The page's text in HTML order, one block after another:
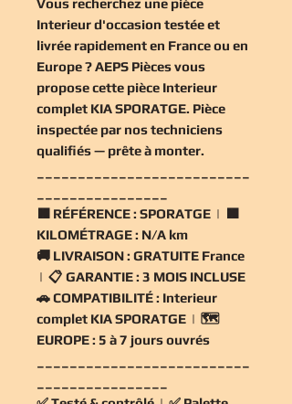
Interieur d'occasion testée et
livrée rapidement en France ou en
Europe ? AEPS Pièces vous
propose cette pièce Interieur
complet KIA SPORATGE. Pièce
inspectée par nos techniciens
qualifiés — prête à monter.
🟧 RÉFÉRENCE : SPORATGE | 🟧
KILOMÉTRAGE : N/A km
🚚 LIVRAISON : GRATUITE France
| 📋 GARANTIE : 3 MOIS INCLUSE
🚗COMPATIBILITÉ : Interieur
complet KIA SPORATGE | 🗺️
EUROPE : 5 à 7 jours ouvrés